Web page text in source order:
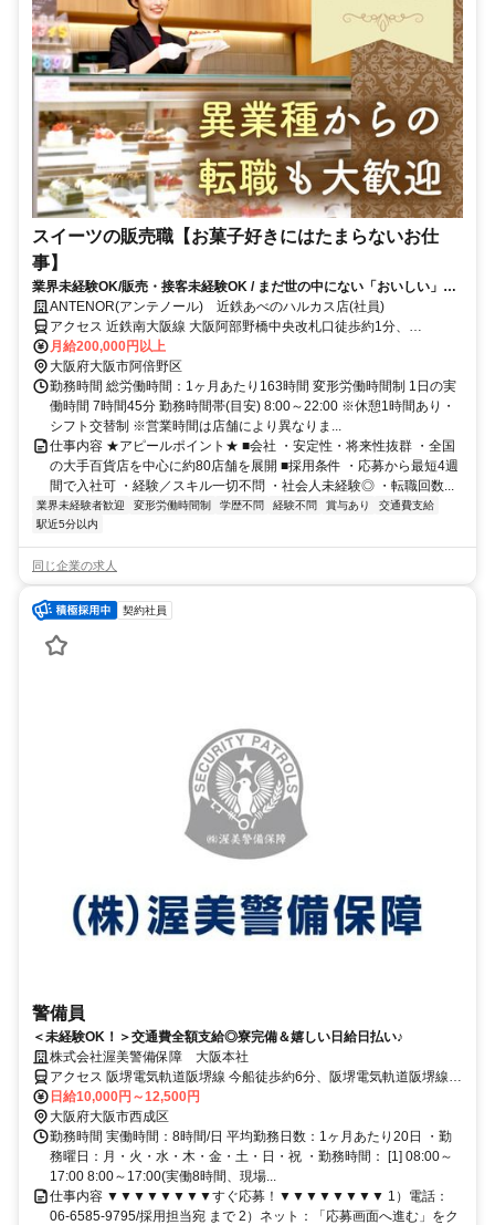
スイーツの販売職【お菓子好きにはたまらないお仕
事】
業界未経験OK/販売・接客未経験OK / まだ世の中にない「おいしい」
を、一緒につくりませんか？
ANTENOR(アンテノール) 近鉄あべのハルカス店(社員)
アクセス 近鉄南大阪線 大阪阿部野橋中央改札口徒歩約1分、
OsakaMetro谷町線 天王寺9番口徒歩約1分、OsakaMetro御堂筋線 天
王寺9番口徒歩約1分 各線天王寺駅、近鉄阿倍野からすぐ
月給200,000円以上
大阪府大阪市阿倍野区
勤務時間 総労働時間：1ヶ月あたり163時間 変形労働時間制 1日の実
働時間 7時間45分 勤務時間帯(目安) 8:00～22:00 ※休憩1時間あり・
シフト交替制 ※営業時間は店舗により異なりま...
仕事内容 ★アピールポイント★ ■会社 ・安定性・将来性抜群 ・全国
の大手百貨店を中心に約80店舗を展開 ■採用条件 ・応募から最短4週
間で入社可 ・経験／スキル一切不問 ・社会人未経験◎ ・転職回数...
業界未経験者歓迎 変形労働時間制 学歴不問 経験不問 賞与あり
交通費支給
駅近5分以内
同じ企業の求人
契約社員
警備員
＜未経験OK！＞交通費全額支給◎寮完備＆嬉しい日給日払い♪
株式会社渥美警備保障 大阪本社
アクセス 阪堺電気軌道阪堺線 今船徒歩約6分、阪堺電気軌道阪堺線
今池（大阪府）徒歩約8分、OsakaMetro堺筋線 動物園前9番口徒歩約
9分
日給10,000円～12,500円
大阪府大阪市西成区
勤務時間 実働時間：8時間/日 平均勤務日数：1ヶ月あたり20日 ・勤
務曜日：月・火・水・木・金・土・日・祝 ・勤務時間： [1] 08:00～
17:00 8:00～17:00(実働8時間、現場...
仕事内容 ▼▼▼▼▼▼▼▼すぐ応募！▼▼▼▼▼▼▼▼ 1）電話：
06-6585-9795/採用担当宛 まで 2）ネット：「応募画面へ進む」をク